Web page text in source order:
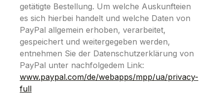
getätigte Bestellung. Um welche Auskunfteien
es sich hierbei handelt und welche Daten von
PayPal allgemein erhoben, verarbeitet,
gespeichert und weitergegeben werden,
entnehmen Sie der Datenschutzerklärung von
PayPal unter nachfolgedem Link:
www.paypal.com/de/webapps/mpp/ua/privacy-
full